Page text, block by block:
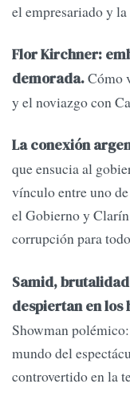
el empresariado y
Flor Kirchner:
demorada.Cómo
y el noviazgo con
La conexión
que ensucia al
vínculo entre uno
el Gobierno y
corrupción para
Samid,
despiertan en los
Showman
mundo del
controvertido en la